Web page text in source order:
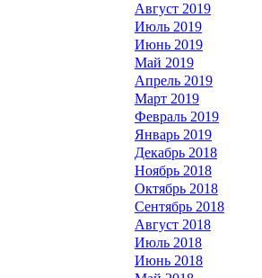
Август 2019
Июль 2019
Июнь 2019
Май 2019
Апрель 2019
Март 2019
Февраль 2019
Январь 2019
Декабрь 2018
Ноябрь 2018
Октябрь 2018
Сентябрь 2018
Август 2018
Июль 2018
Июнь 2018